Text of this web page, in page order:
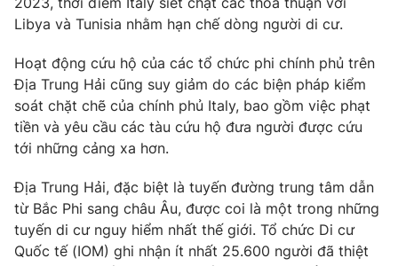
Cơ quan chủ quản:Đài Truyền hình Việt Nam
Cơ quan báo chí:Thời báo VTV
Giấy phép hoạt động báo in và báo điện tử số 483/GP-BTTTT
cấp ngày 29/12/2023
Tổng Biên tập:Vũ Thanh Thủy
Phó Tổng Biên tập:Nguyễn Thị Mỹ Hạnh, Phạm Quốc Thắng,
Nguyễn Trọng Ninh
Tổng đài VTV:024.38 355 931 - 024.38 355 932
Libya và Tunisia nhằm hạn chế dòng người di cư.
Hoạt động cứu hộ của các tổ chức phi chính phủ trên
Địa Trung Hải cũng suy giảm do các biện pháp kiểm
soát chặt chẽ của chính phủ Italy, bao gồm việc phạt
tiền và yêu cầu các tàu cứu hộ đưa người được cứu
tới những cảng xa hơn.
Địa Trung Hải, đặc biệt là tuyến đường trung tâm dẫn
từ Bắc Phi sang châu Âu, được coi là một trong những
tuyến di cư nguy hiểm nhất thế giới. Tổ chức Di cư
Quốc tế (IOM) ghi nhận ít nhất 25.600 người đã thiệt